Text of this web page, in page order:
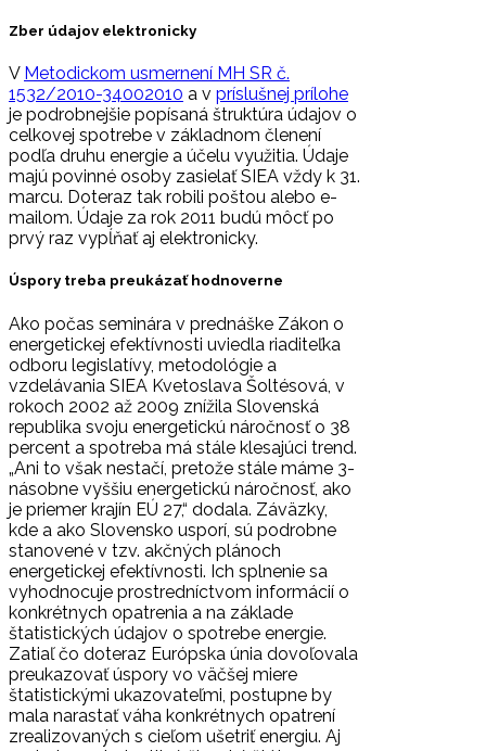
Zber údajov elektronicky
V Metodickom usmernení MH SR č.
1532/2010-34002010 a v príslušnej prílohe
je podrobnejšie popísaná štruktúra údajov o
celkovej spotrebe v základnom členení
podľa druhu energie a účelu využitia. Údaje
majú povinné osoby zasielať SIEA vždy k 31.
marcu. Doteraz tak robili poštou alebo e-
mailom. Údaje za rok 2011 budú môcť po
prvý raz vypĺňať aj elektronicky.
Úspory treba preukázať hodnoverne
Ako počas seminára v prednáške Zákon o
energetickej efektívnosti uviedla riaditeľka
odboru legislatívy, metodológie a
vzdelávania SIEA Kvetoslava Šoltésová, v
rokoch 2002 až 2009 znížila Slovenská
republika svoju energetickú náročnosť o 38
percent a spotreba má stále klesajúci trend.
„Ani to však nestačí, pretože stále máme 3-
násobne vyššiu energetickú náročnosť, ako
je priemer krajín EÚ 27,“ dodala. Záväzky,
kde a ako Slovensko usporí, sú podrobne
stanovené v tzv. akčných plánoch
energetickej efektívnosti. Ich splnenie sa
vyhodnocuje prostredníctvom informácií o
konkrétnych opatrenia a na základe
štatistických údajov o spotrebe energie.
Zatiaľ čo doteraz Európska únia dovoľovala
preukazovať úspory vo väčšej miere
štatistickými ukazovateľmi, postupne by
mala narastať váha konkrétnych opatrení
zrealizovaných s cieľom ušetriť energiu. Aj